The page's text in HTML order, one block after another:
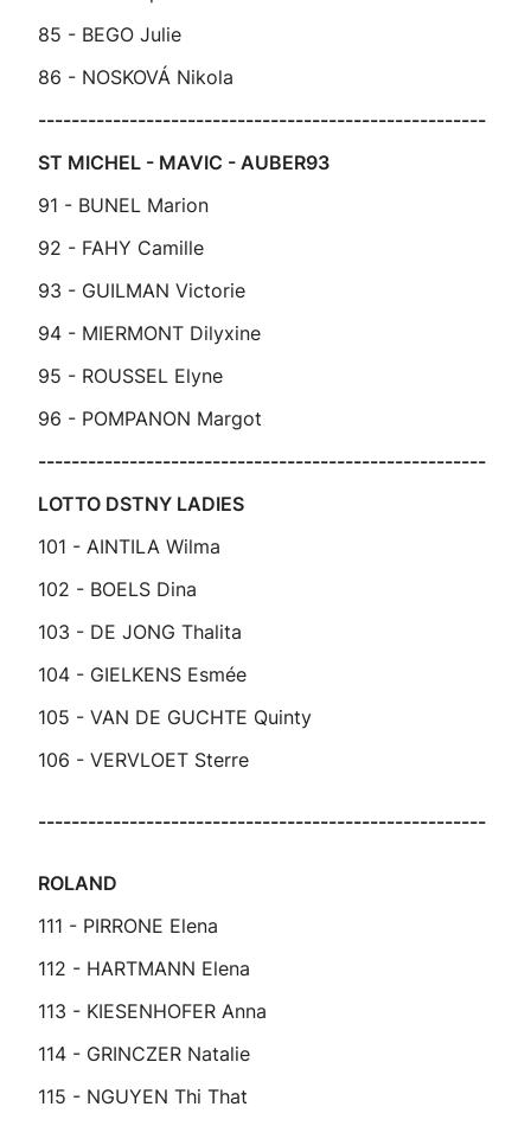
85 - BEGO Julie
86 - NOSKOVÁ Nikola
------------------------------------------------------
ST MICHEL - MAVIC - AUBER93
91 - BUNEL Marion
92 - FAHY Camille
93 - GUILMAN Victorie
94 - MIERMONT Dilyxine
95 - ROUSSEL Elyne
96 - POMPANON Margot
------------------------------------------------------
LOTTO DSTNY LADIES
101 - AINTILA Wilma
102 - BOELS Dina
103 - DE JONG Thalita
104 - GIELKENS Esmée
105 - VAN DE GUCHTE Quinty
106 - VERVLOET Sterre
------------------------------------------------------
ROLAND
111 - PIRRONE Elena
112 - HARTMANN Elena
113 - KIESENHOFER Anna
114 - GRINCZER Natalie
115 - NGUYEN Thi That